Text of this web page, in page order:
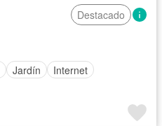
Destacado
Jardín
Internet